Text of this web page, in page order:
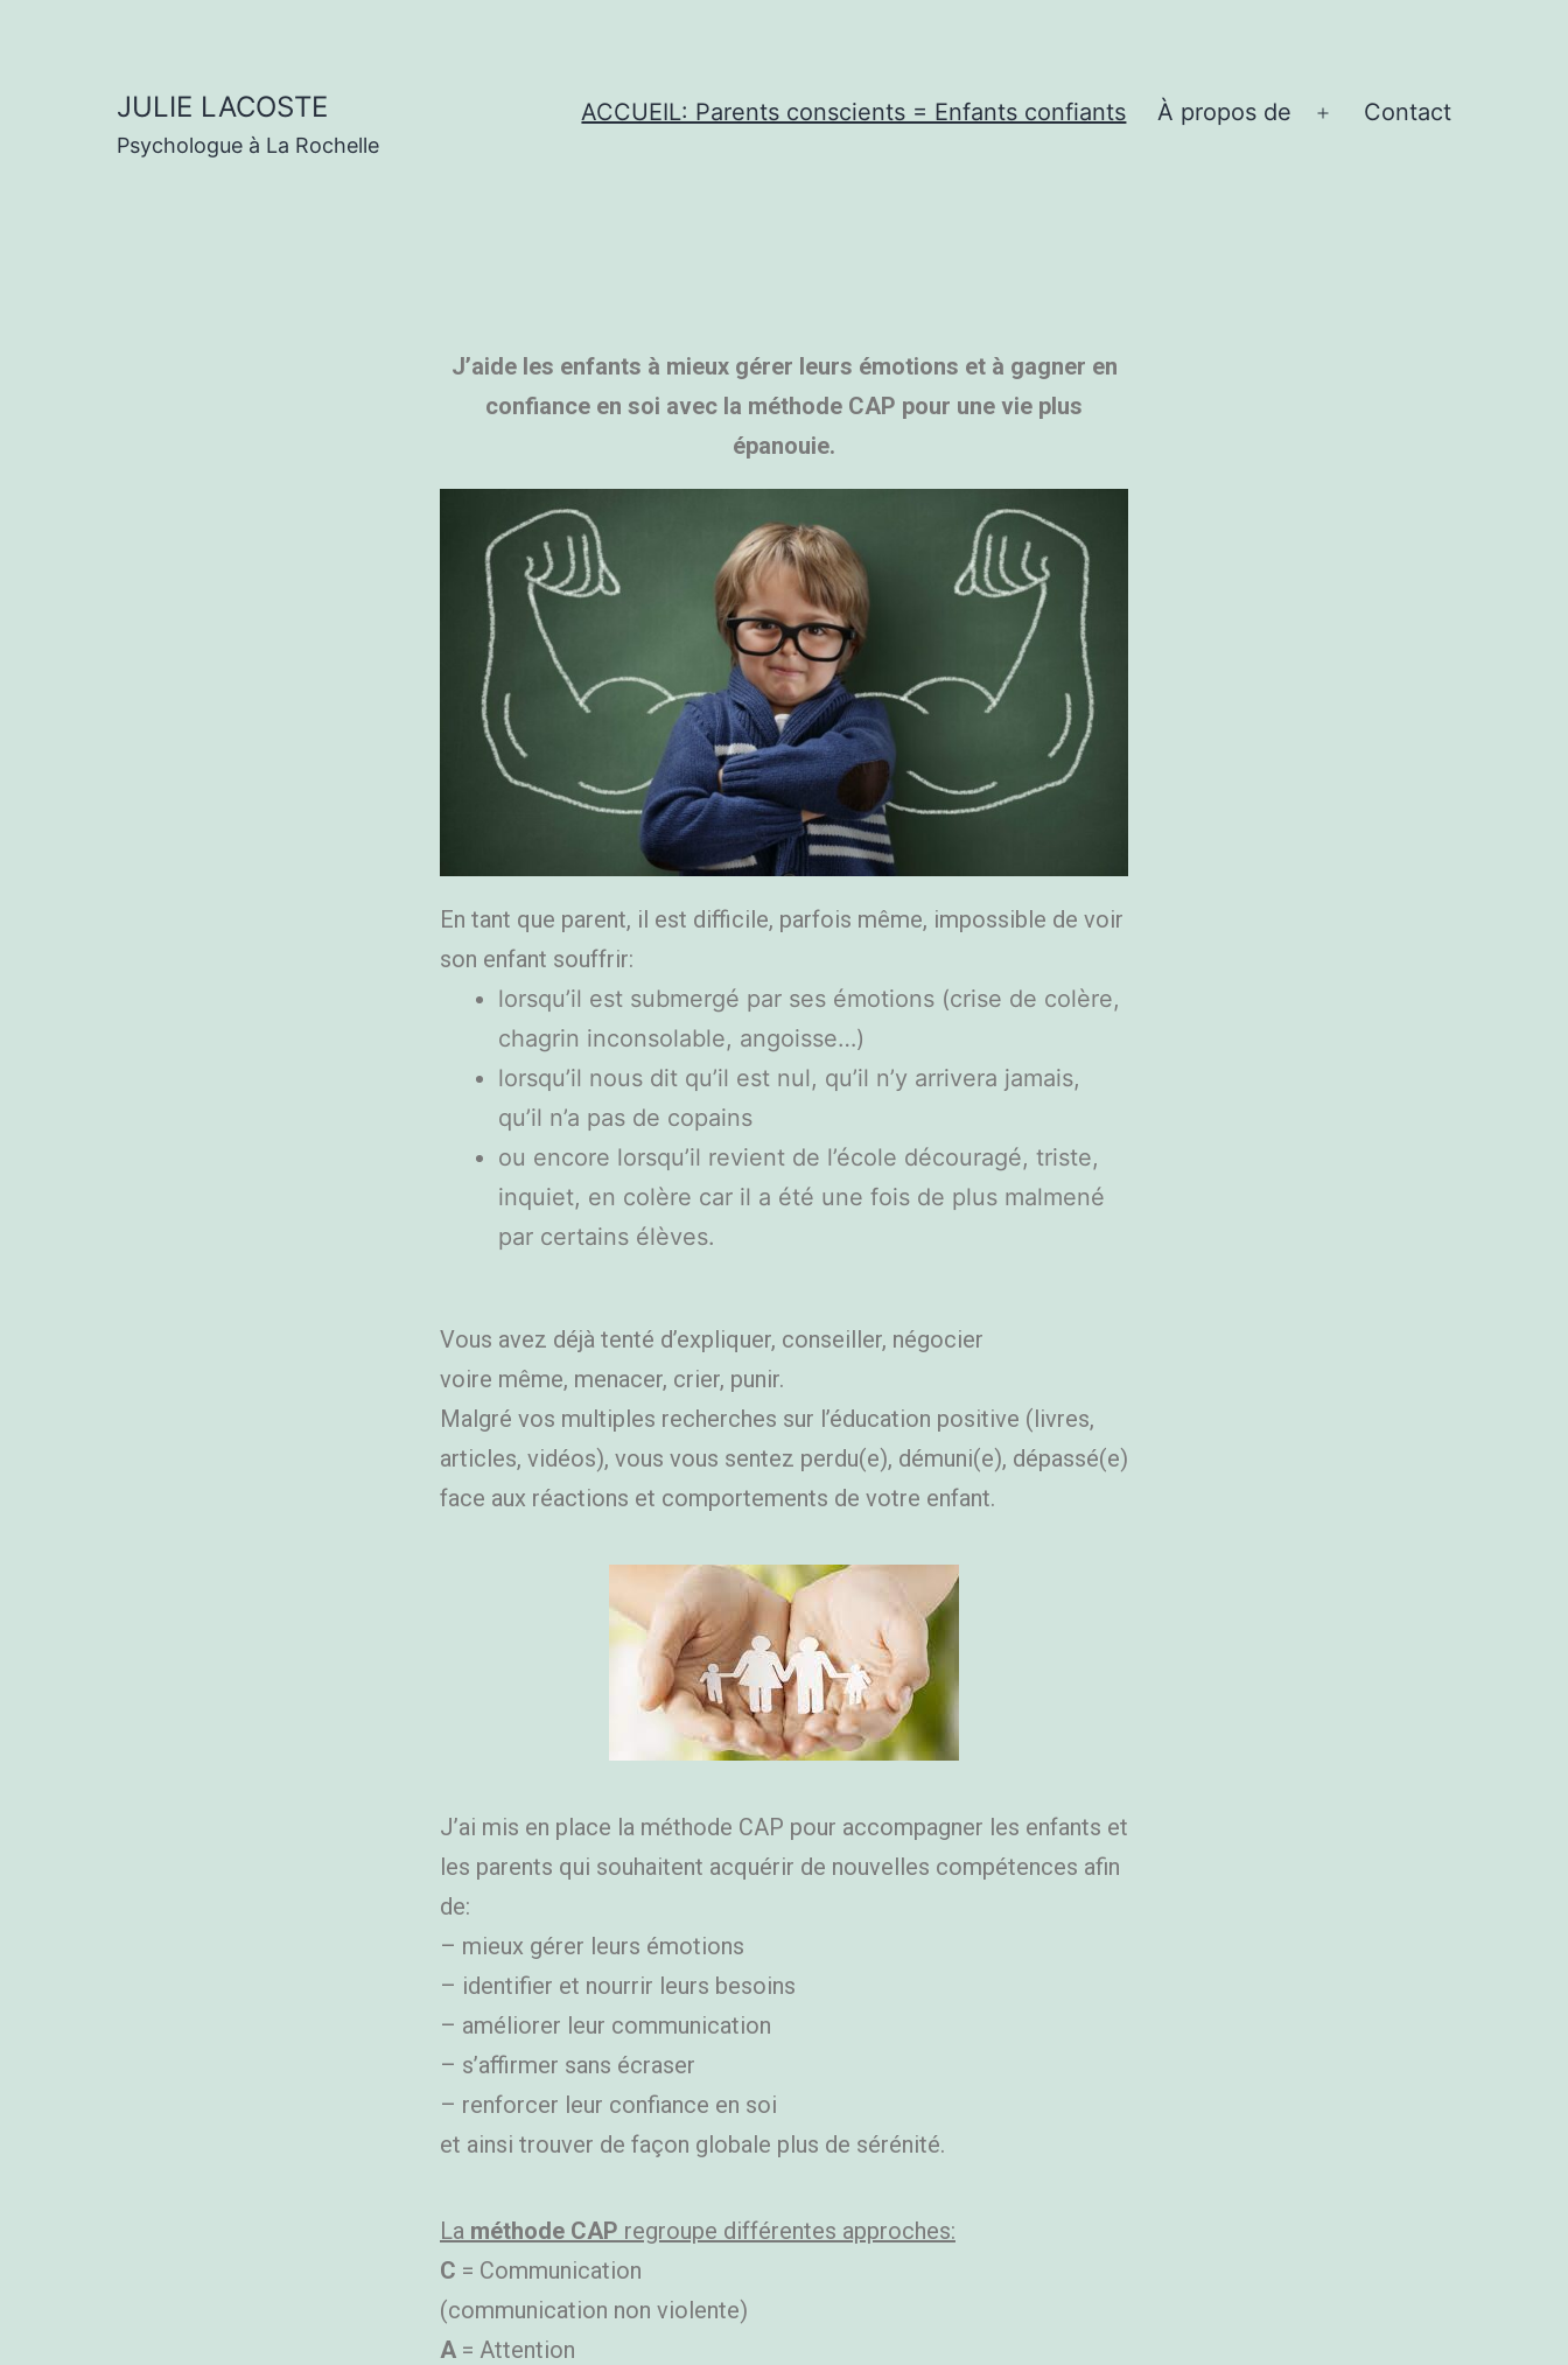
JULIE LACOSTE
Psychologue à La Rochelle
ACCUEIL: Parents conscients = Enfants confiants À propos de Contact
J’aide les enfants à mieux gérer leurs émotions et à gagner en
confiance en soi avec la méthode CAP pour une vie plus
épanouie.
En tant que parent, il est difficile, parfois même, impossible de voir
son enfant souffrir:
lorsqu’il est submergé par ses émotions (crise de colère,
chagrin inconsolable, angoisse…)
lorsqu’il nous dit qu’il est nul, qu’il n’y arrivera jamais,
qu’il n’a pas de copains
ou encore lorsqu’il revient de l’école découragé, triste,
inquiet, en colère car il a été une fois de plus malmené
par certains élèves.
Vous avez déjà tenté d’expliquer, conseiller, négocier
voire même, menacer, crier, punir.
Malgré vos multiples recherches sur l’éducation positive (livres,
articles, vidéos), vous vous sentez perdu(e), démuni(e), dépassé(e)
face aux réactions et comportements de votre enfant.
J’ai mis en place la méthode CAP pour accompagner les enfants et
les parents qui souhaitent acquérir de nouvelles compétences afin
de:
– mieux gérer leurs émotions
– identifier et nourrir leurs besoins
– améliorer leur communication
– s’affirmer sans écraser
– renforcer leur confiance en soi
et ainsi trouver de façon globale plus de sérénité.
La méthode CAP regroupe différentes approches:
C = Communication
(communication non violente)
A = Attention